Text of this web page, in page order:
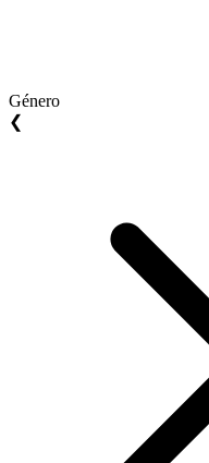
Género
❮